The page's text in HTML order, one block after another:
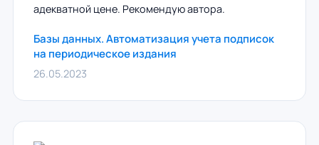
адекватной цене. Рекомендую автора.
Базы данных. Автоматизация учета подписок
на периодическое издания
26.05.2023